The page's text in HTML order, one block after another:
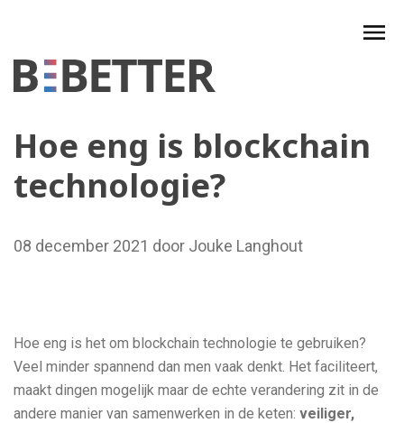
Hoe eng is blockchain
technologie?
08 december 2021 door Jouke Langhout
Hoe eng is het om blockchain technologie te gebruiken?
Veel minder spannend dan men vaak denkt. Het faciliteert,
maakt dingen mogelijk maar de echte verandering zit in de
andere manier van samenwerken in de keten: veiliger,